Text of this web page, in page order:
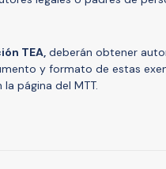
TEA, deberán obtener
y formato de estas
página del MTT.